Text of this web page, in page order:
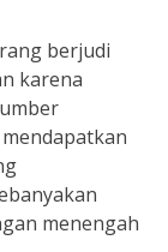
berjudi
karena
menengah